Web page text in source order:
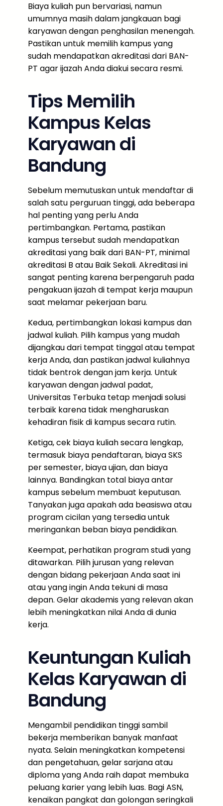
Biaya kuliah pun bervariasi, namun
umumnya masih dalam jangkauan bagi
karyawan dengan penghasilan menengah.
Pastikan untuk memilih kampus yang
sudah mendapatkan akreditasi dari BAN-
PT agar ijazah Anda diakui secara resmi.
Tips Memilih
Kampus Kelas
Karyawan di
Bandung
Sebelum memutuskan untuk mendaftar di
salah satu perguruan tinggi, ada beberapa
hal penting yang perlu Anda
pertimbangkan. Pertama, pastikan
kampus tersebut sudah mendapatkan
akreditasi yang baik dari BAN-PT, minimal
akreditasi B atau Baik Sekali. Akreditasi ini
sangat penting karena berpengaruh pada
pengakuan ijazah di tempat kerja maupun
saat melamar pekerjaan baru.
Kedua, pertimbangkan lokasi kampus dan
jadwal kuliah. Pilih kampus yang mudah
dijangkau dari tempat tinggal atau tempat
kerja Anda, dan pastikan jadwal kuliahnya
tidak bentrok dengan jam kerja. Untuk
karyawan dengan jadwal padat,
Universitas Terbuka tetap menjadi solusi
terbaik karena tidak mengharuskan
kehadiran fisik di kampus secara rutin.
Ketiga, cek biaya kuliah secara lengkap,
termasuk biaya pendaftaran, biaya SKS
per semester, biaya ujian, dan biaya
lainnya. Bandingkan total biaya antar
kampus sebelum membuat keputusan.
Tanyakan juga apakah ada beasiswa atau
program cicilan yang tersedia untuk
meringankan beban biaya pendidikan.
Keempat, perhatikan program studi yang
ditawarkan. Pilih jurusan yang relevan
dengan bidang pekerjaan Anda saat ini
atau yang ingin Anda tekuni di masa
depan. Gelar akademis yang relevan akan
lebih meningkatkan nilai Anda di dunia
kerja.
Keuntungan Kuliah
Kelas Karyawan di
Bandung
Mengambil pendidikan tinggi sambil
bekerja memberikan banyak manfaat
nyata. Selain meningkatkan kompetensi
dan pengetahuan, gelar sarjana atau
diploma yang Anda raih dapat membuka
peluang karier yang lebih luas. Bagi ASN,
kenaikan pangkat dan golongan seringkali